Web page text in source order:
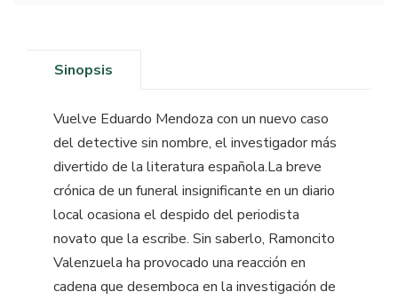
Sinopsis
Vuelve Eduardo Mendoza con un nuevo caso
del detective sin nombre, el investigador más
divertido de la literatura española.La breve
crónica de un funeral insignificante en un diario
local ocasiona el despido del periodista
novato que la escribe. Sin saberlo, Ramoncito
Valenzuela ha provocado una reacción en
cadena que desemboca en la investigación de